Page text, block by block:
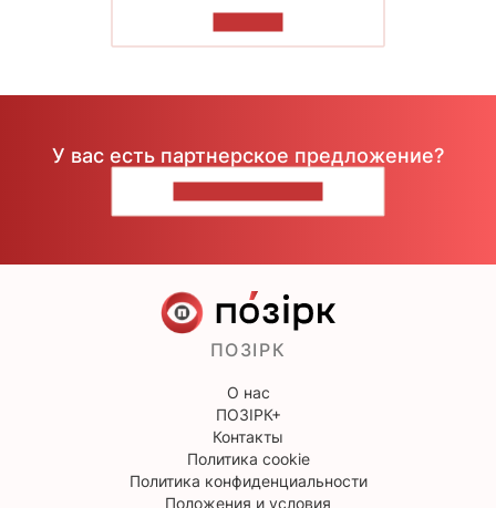
У вас есть партнерское предложение?
ПОЗІРК
О нас
ПОЗІРК+
Контакты
Политика cookie
Политика конфиденциальности
Положения и условия